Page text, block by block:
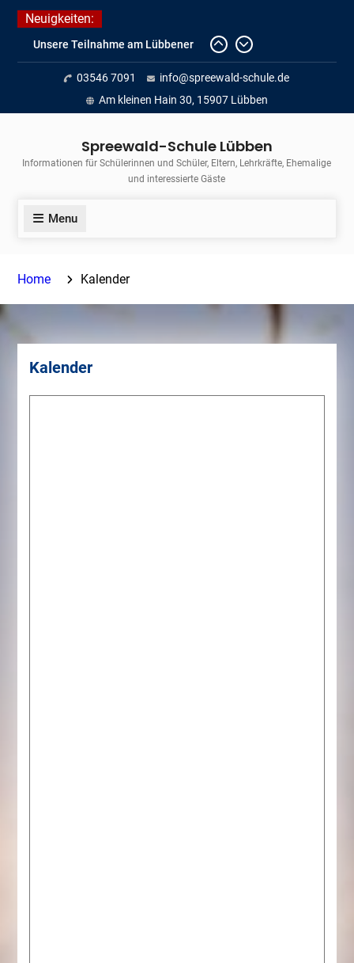
Skip
content
Neuigkeiten:
Unsere Teilnahme am Lübbener
Insellauf 2026
Fortführung des verkürzten
Unterrichts aufgrund der hohen
Temperaturen (22.06. bis
voraussichtlich zum 26.06.2026)
03546 7091
info@spreewald-schule.de
Am kleinen Hain 30, 15907 Lübben
Spreewald-Schule Lübben
Informationen für Schülerinnen und Schüler, Eltern, Lehrkräfte, Ehemalige
und interessierte Gäste
Menu
Home Kalender
Kalender